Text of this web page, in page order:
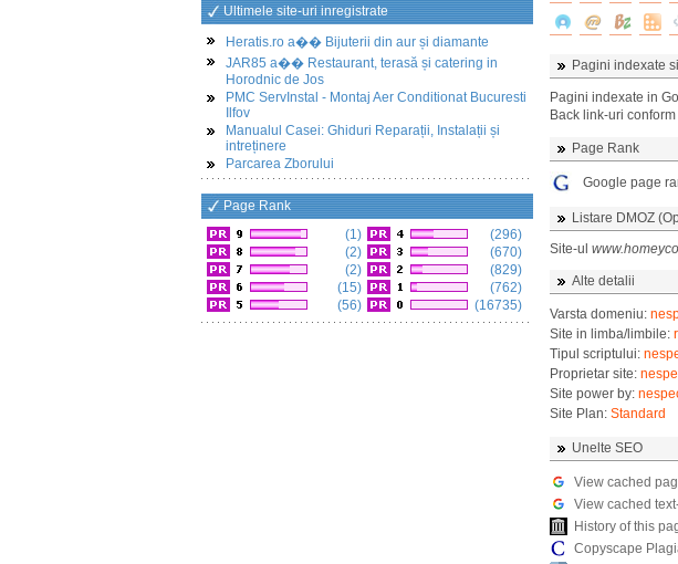
Ultimele site-uri inregistrate
Heratis.ro a�� Bijuterii din aur și diamante
JAR85 a�� Restaurant, terasă și catering in
Horodnic de Jos
PMC ServInstal - Montaj Aer Conditionat Bucuresti
Ilfov
Manualul Casei: Ghiduri Reparații, Instalații și
intreținere
Parcarea Zborului
Page Rank
(1)
(2)
(2)
(15)
(56)
(296)
(670)
(829)
(762)
(16735)
Pagini indexate
Pagini indexate in
Back link-uri
Page Rank
Google page
Listare DMOZ
Site-ul
Alte detalii
Varsta domeniu:
Site in limba/limbile:
Tipul scriptului:
Proprietar site:
Site power by:
Site Plan: Standard
Unelte SEO
View cached
View cached
History of this
Copyscape